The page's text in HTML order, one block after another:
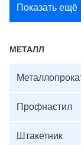
Показать ещё
МЕТАЛЛ
Профнастил
Штакетник